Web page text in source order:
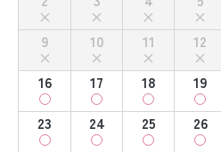
9
10 11 12
16
17 18 19
23
24 25 26